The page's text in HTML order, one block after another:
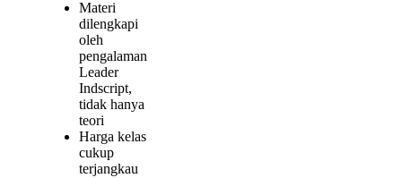
Materi
dilengkapi
oleh
pengalaman
Leader
Indscript,
tidak hanya
teori
Harga kelas
cukup
terjangkau